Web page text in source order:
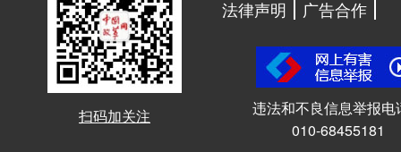
扫码加关注
法律声明
广告合作
违法和不良信息举报电
010-68455181